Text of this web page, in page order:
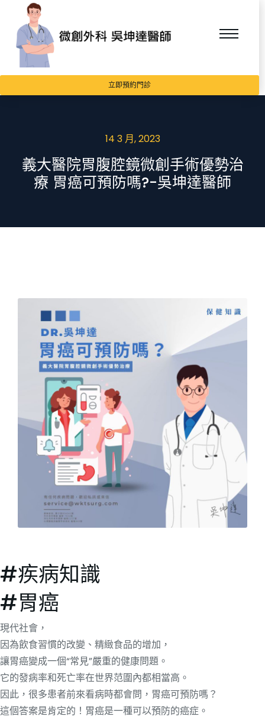
立即預約門診
14 3 月, 2023
義大醫院胃腹腔鏡微創手術優勢治
療 胃癌可預防嗎?-吳坤達醫師
#疾病知識
#胃癌
現代社會，
因為飲食習慣的改變、精緻食品的增加，
讓胃癌變成一個“常見”嚴重的健康問題。
它的發病率和死亡率在世界范圍內都相當高。
因此，很多患者前來看病時都會問，胃癌可預防嗎？
這個答案是肯定的！胃癌是一種可以預防的癌症。